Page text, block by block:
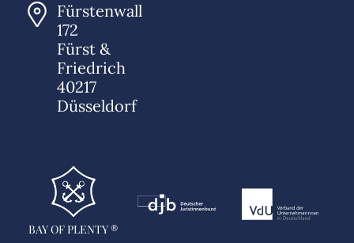
Fürstenwall
172
Fürst &
Friedrich
40217
Düsseldorf
BAY OF PLENTY ®